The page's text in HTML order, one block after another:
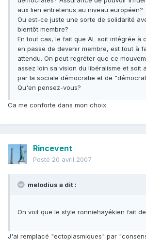
aux lien entretenus au niveau européen?
Ou est-ce juste une sorte de solidarité
bientôt membre?
En tout cas, le fait que AL soit intégrée à
en passe de devenir membre, est tout à
attendu. On peut regréter que ce
assez loin sa vision du libéralisme et soit
par la sociale démocratie et de
Qu'en pensez-vous?
Ca me conforte dans mon choix
Rincevent
Posté 20 avril 2007
melodius a dit :
On voit que le style ronniehayékien fait
J'ai remplacé "ectoplasmiques" par